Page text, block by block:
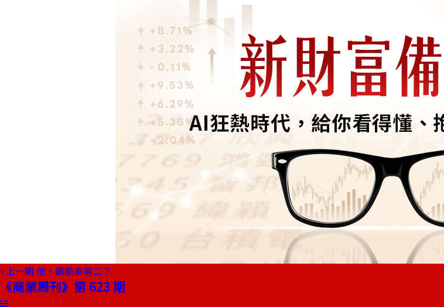
上一期 他，嚴凱泰第二？
《商業周刊》第 623 期